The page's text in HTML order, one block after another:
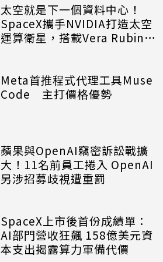
太空就是下一個資料中心！
SpaceX攜手NVIDIA打造太空
運算衛星，搭載Vera Rubin運
Meta首推程式代理工具Muse
Code 主打價格優勢
蘋果與OpenAI竊密訴訟戰擴
大！11名前員工捲入 OpenAI
另涉招募歧視遭重罰
SpaceX上市後首份成績單：
AI部門營收狂飆 158億美元資
本支出揭露算力軍備代價